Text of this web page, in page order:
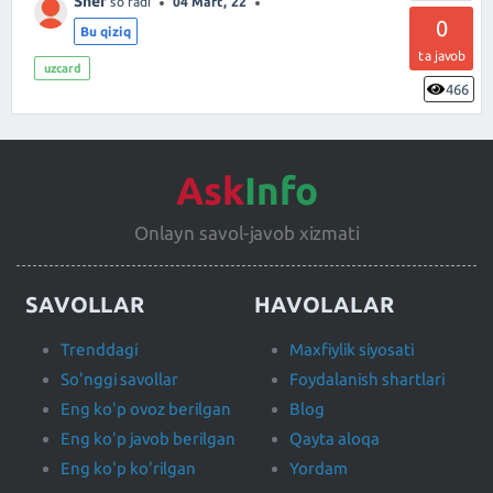
0
ta javob
466
Bu qiziq
uzcard
AskInfo
Onlayn savol-javob xizmati
SAVOLLAR
Trenddagi
So'nggi savollar
Eng ko'p ovoz berilgan
Eng ko'p javob berilgan
Eng ko'p ko'rilgan
HAVOLALAR
Maxfiylik siyosati
Foydalanish shartlari
Blog
Qayta aloqa
Yordam